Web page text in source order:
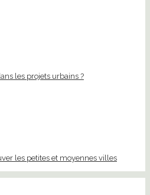
les projets urbains ?
les petites et moyennes villes